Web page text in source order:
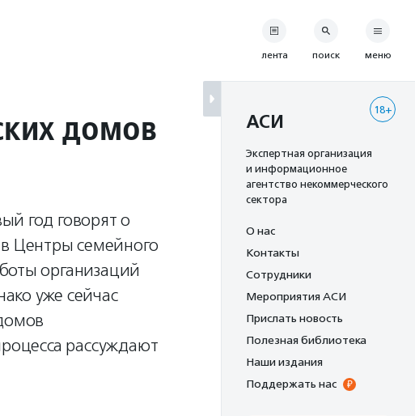
домов
год говорят о
Центры семейного
организаций
уже сейчас
рассуждают
лента поиск меню
18+
АСИ
Экспертная организация
и информационное
агентство некоммерческого
сектора
О нас
Контакты
Сотрудники
Мероприятия АСИ
Прислать новость
Полезная библиотека
Наши издания
Поддержать нас